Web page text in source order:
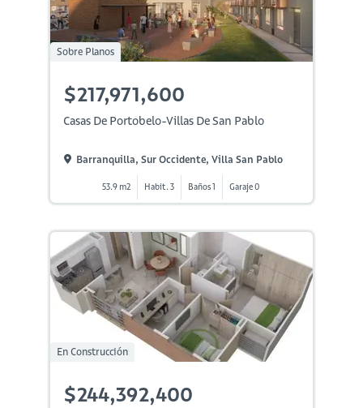
Sobre Planos
$217,971,600
Casas De Portobelo-Villas De San Pablo
Barranquilla, Sur Occidente, Villa San Pablo
53.9 m2 Habit. 3 Baños 1 Garaje 0
En Construcción
$244,392,400